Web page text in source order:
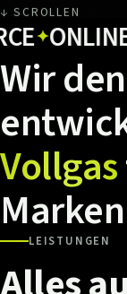
↓ SCROLLEN
ONLINE-
Wir
Vollgas
Marken
LEISTUNGEN